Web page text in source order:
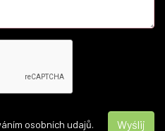
osobních udajů.